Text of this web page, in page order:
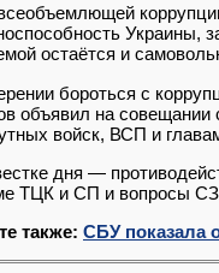
Украины,
остаётся и
бороться с
объявил на совещании
войск, ВСП и
дня —
ТЦК и СП и вопросы
также: СБУ показала